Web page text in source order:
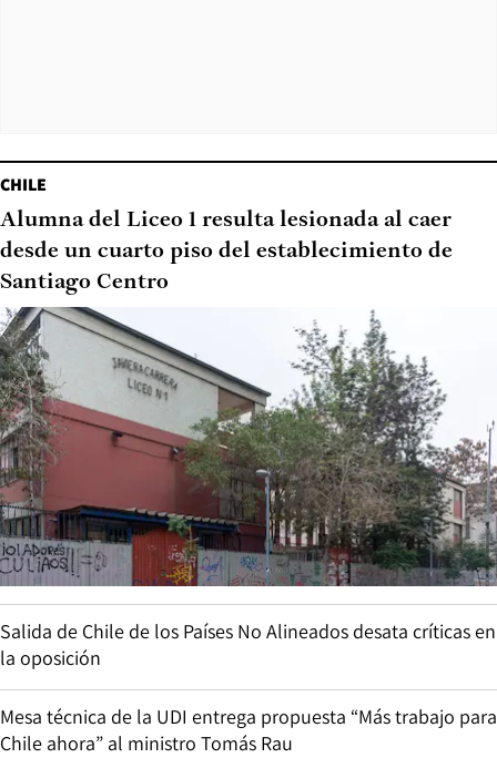
CHILE
Alumna del Liceo 1 resulta lesionada al caer
desde un cuarto piso del establecimiento de
Santiago Centro
Salida de Chile de los Países No Alineados desata críticas en
la oposición
Mesa técnica de la UDI entrega propuesta “Más trabajo para
Chile ahora” al ministro Tomás Rau